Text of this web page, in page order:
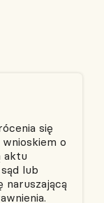
się
o
aktu
lub
naruszającą